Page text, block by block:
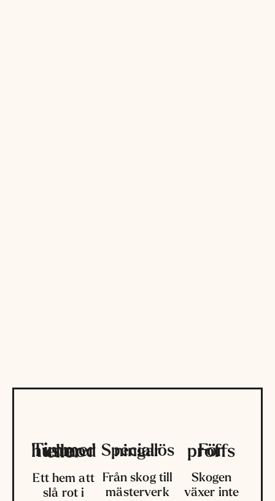
Timmerhusmodeller
Ett hem att
slå rot i
Speciallösningar
Från skog till
mästerverk
För proffs
Skogen
växer inte